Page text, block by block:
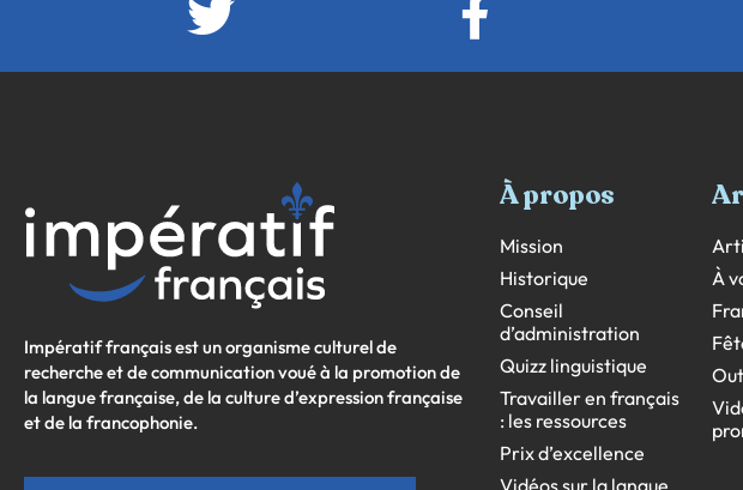
Impératif français est un organisme culturel de
recherche et de communication voué à la promotion de
la langue française, de la culture d’expression française
et de la francophonie.
À propos
Mission
Historique
Conseil
d’administration
Quizz linguistique
Travailler en français
: les ressources
Prix d’excellence
À